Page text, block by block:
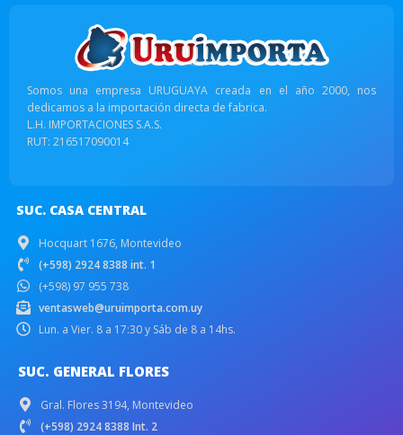
Somos una empresa URUGUAYA creada en el año 2000, nos
dedicamos a la importación directa de fabrica.
L.H. IMPORTACIONES S.A.S.
RUT: 216517090014
SUC. CASA CENTRAL
Hocquart 1676, Montevideo
(+598) 2924 8388 int. 1
(+598) 97 955 738
ventasweb@uruimporta.com.uy
Lun. a Vier. 8 a 17:30 y Sáb de 8 a 14hs.
SUC. GENERAL FLORES
Gral. Flores 3194, Montevideo
(+598) 2924 8388 Int. 2